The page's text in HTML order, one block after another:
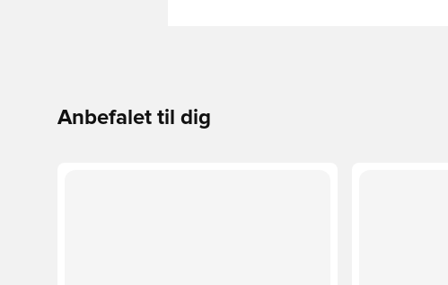
Anbefalet til dig